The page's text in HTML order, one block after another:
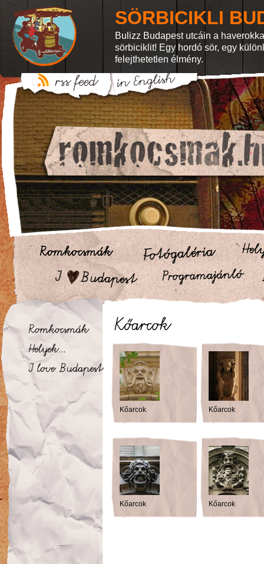
SÖRBICIKLI
Bulizz Budapest utcáin a
sörbiciklit! Egy hordó sör, egy
felejthetetlen élmény.
Kőarcok Kőarcok
Kőarcok Kőarcok